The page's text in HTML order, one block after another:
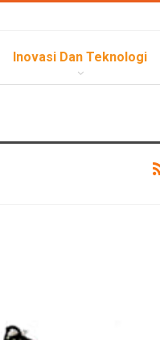
Inovasi Dan Teknologi